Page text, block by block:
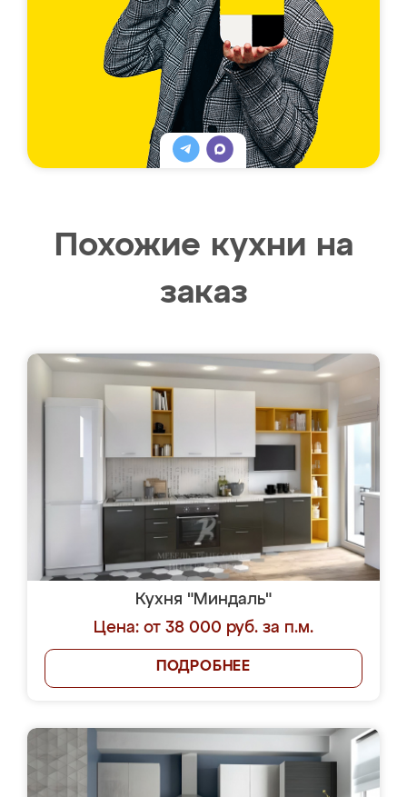
Похожие кухни на
заказ
Кухня "Миндаль"
Цена: от 38 000 руб. за п.м.
ПОДРОБНЕЕ